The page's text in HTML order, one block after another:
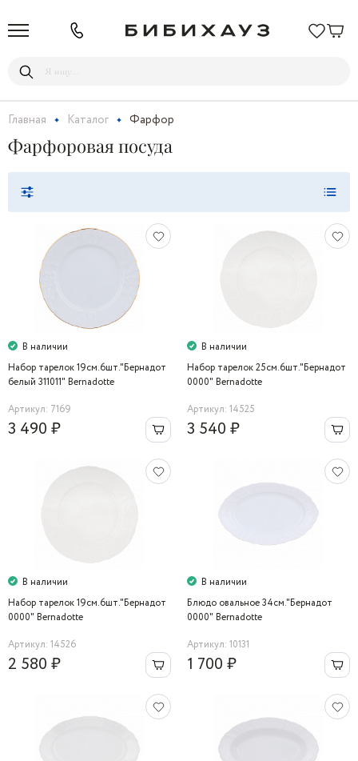
Главная Каталог Фарфор
Фарфоровая посуда
В наличии
Набор тарелок 19см.6шт."Бернадот
белый 311011" Bernadotte
Артикул: 7169
3 490 ₽
В наличии
Набор тарелок 25см.6шт."Бернадот
0000" Bernadotte
Артикул: 14525
3 540 ₽
В наличии
Набор тарелок 19см.6шт."Бернадот
0000" Bernadotte
Артикул: 14526
2 580 ₽
В наличии
Блюдо овальное 34см."Бернадот
0000" Bernadotte
Артикул: 10131
1 700 ₽